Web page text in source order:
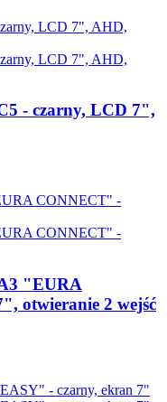
- czarny, LCD 7",
"EURA
otwieranie 2 wejść